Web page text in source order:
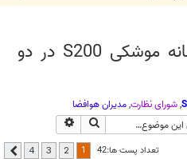
س
استفاده همزمان از سامانه موشکی S200 در دو
,شوراي نظارت,مديران هوافضا
جستجو
تعداد پست ها:42 2
3
4 بعدی